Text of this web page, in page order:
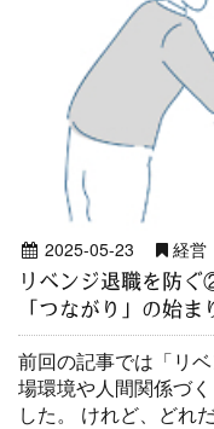
2025-05-23 経営
リベンジ退職を防ぐ
「つながり」の始ま
前回の記事では「リ
場環境や人間関係づ
した。 けれど、どれ